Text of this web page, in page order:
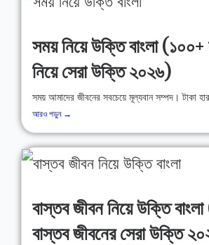
সময় নিয়ে উক্তি বাংলা
নিয়ে সেরা উক্তি ২০২৬)
সময় আমাদের জীবনের সবচেয়ে মূল্যবান সম্পদ। টাকা
আরও পড়ুন →
বাস্তব জীবন নিয়ে উক্তি
বাস্তব জীবনের সেরা উক্তি